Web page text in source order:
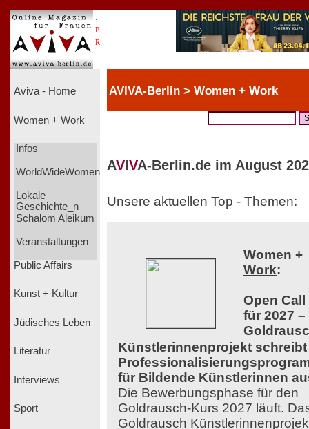
P
R
Aviva - Home
Women + Work
Infos
WorldWideWomen
Lokale
Geschichte_n
Schalom Aleikum
Veranstaltungen
Public Affairs
Kunst + Kultur
Jüdisches Leben
Literatur
Interviews
Sport
AVIVA-Berlin > Women + Work
AVIVA-Berlin.de im August
Unsere aktuellen Top - Themen:
Women +
Work:
Open Call
für 2027 –
Künstlerinnenprojekt schreibt
für Bildende Künstlerinnen
Die Bewerbungsphase für den
Goldrausch-Kurs 2027 läuft.
Goldrausch